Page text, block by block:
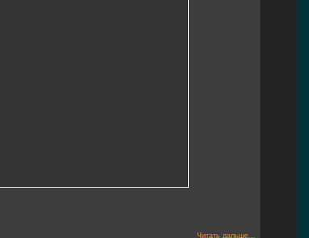
Читать дальше...